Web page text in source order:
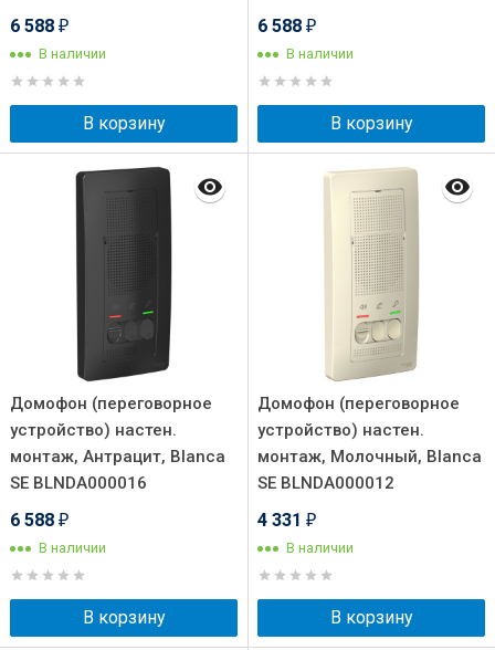
6 588 ₽
В наличии
В корзину
6 588 ₽
В наличии
В корзину
Домофон (переговорное
устройство) настен.
монтаж, Антрацит, Blanca
SE BLNDA000016
6 588 ₽
В наличии
В корзину
Домофон (переговорное
устройство) настен.
монтаж, Молочный, Blanca
SE BLNDA000012
4 331 ₽
В наличии
В корзину